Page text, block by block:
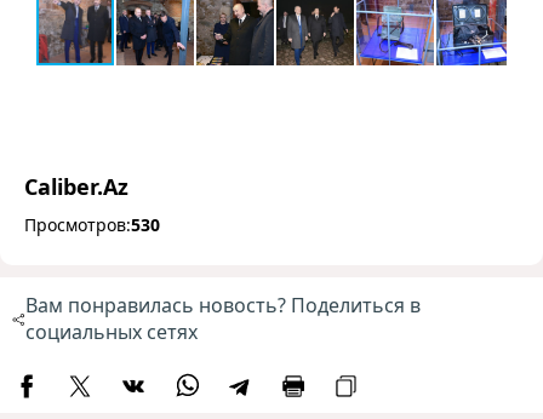
Caliber.Az
Просмотров:530
Вам понравилась новость? Поделиться в
социальных сетях